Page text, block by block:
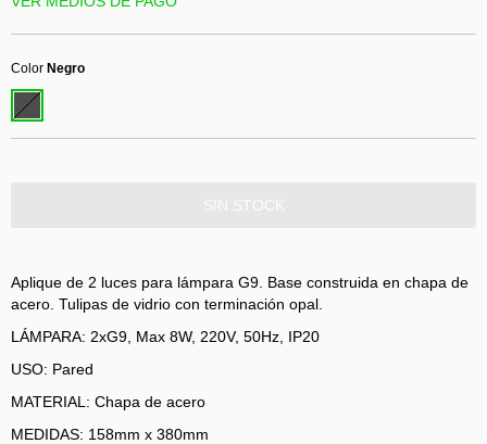
Color Negro
Aplique de 2 luces para lámpara G9. Base construida en chapa de
acero. Tulipas de vidrio con terminación opal.
LÁMPARA: 2xG9, Max 8W, 220V, 50Hz, IP20
USO: Pared
MATERIAL: Chapa de acero
MEDIDAS: 158mm x 380mm